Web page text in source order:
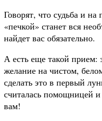
Говорят, что судьба и
«печкой» станет вся
найдет вас обязательно.
А есть еще такой прием:
желание на чистом,
сделать это в первый
считалась помощницей
вам!